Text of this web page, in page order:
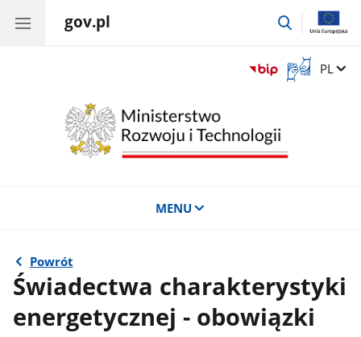
gov.pl
przejdź
Otwórz
okno
migowego
Zmień
PL
MENU
Powrót
Świadectwa charakterystyki
energetycznej - obowiązki